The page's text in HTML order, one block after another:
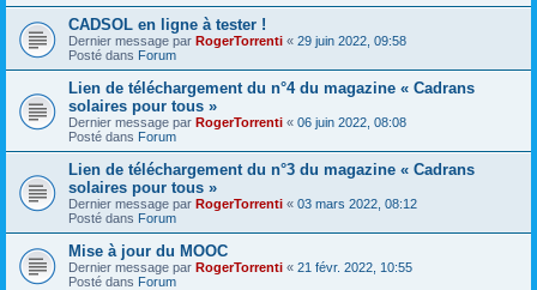
CADSOL en ligne à tester !
Dernier message par RogerTorrenti « 29 juin 2022, 09:58
Posté dans Forum
Lien de téléchargement du n°4 du magazine « Cadrans
solaires pour tous »
Dernier message par RogerTorrenti « 06 juin 2022, 08:08
Posté dans Forum
Lien de téléchargement du n°3 du magazine « Cadrans
solaires pour tous »
Dernier message par RogerTorrenti « 03 mars 2022, 08:12
Posté dans Forum
Mise à jour du MOOC
Dernier message par RogerTorrenti « 21 févr. 2022, 10:55
Posté dans Forum